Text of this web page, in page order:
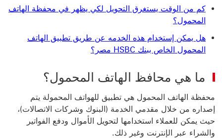
كم من الوقت يستغرق التحويل لكي يظهر في محفظة الهاتف
المحمول؟
هل يمكن إستخدام هذه الخدمه عن طريق تطبيق الهاتف
المحمول الخاص ببنك HSBC مصر؟
ما هي محافظ الهاتف المحمول؟
محفظة الهاتف المحمول هي تطبيق للهواتف المحمولة يتم
إصداره من خلال مقدمي الخدمة (البنوك وشركات الاتصالات)،
حيث يمكن للعملاء استخدامها لتحويل الأموال ودفع الفواتير
والشراء عبر الإنترنت وغير ذلك.